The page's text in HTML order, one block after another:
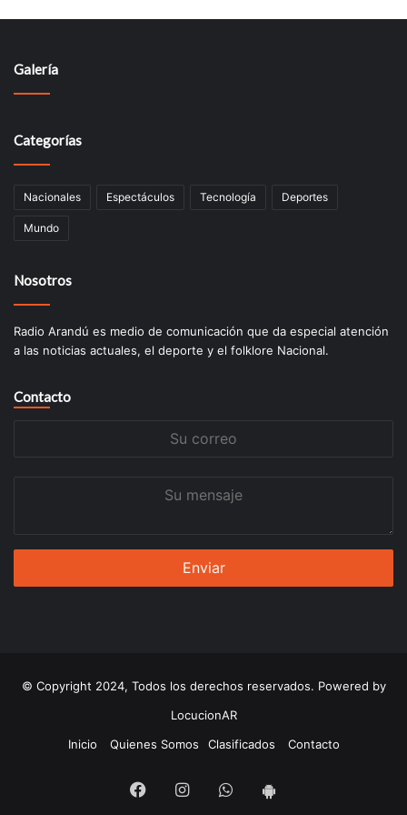
Galería
Categorías
Nacionales Espectáculos Tecnologí­a Deportes
Mundo
Nosotros
Radio Arandú es medio de comunicación que da especial atención
a las noticias actuales, el deporte y el folklore Nacional.
Contacto
© Copyright 2024, Todos los derechos reservados. Powered by
LocucionAR
Inicio
Quienes Somos Clasificados Contacto
FacebookInstagramWhatsapp